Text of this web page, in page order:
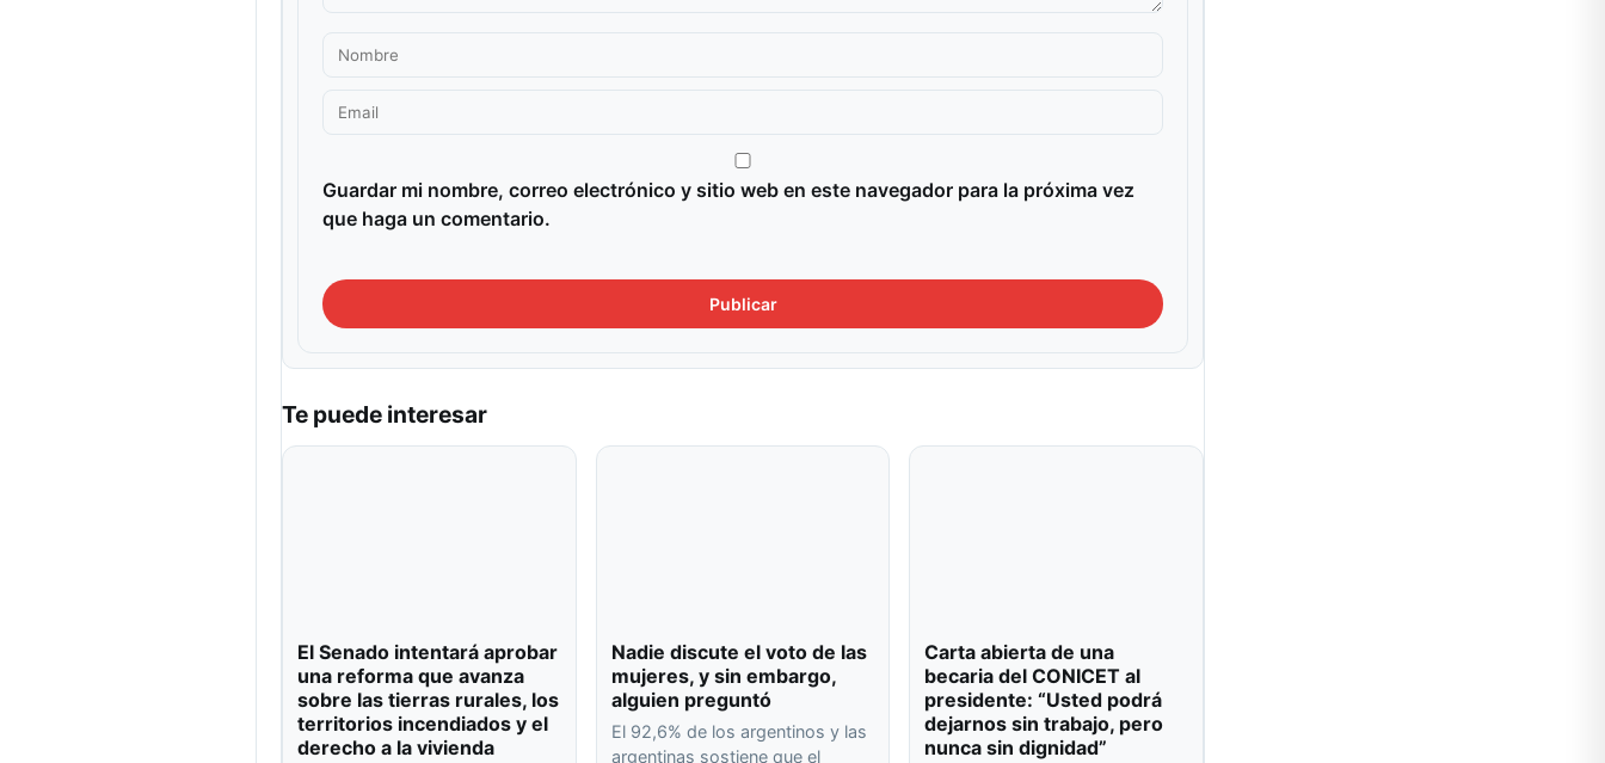
Guardar mi nombre, correo electrónico y sitio web en este navegador para la próxima vez
que haga un comentario.
Te puede interesar
El Senado intentará aprobar
una reforma que avanza
sobre las tierras rurales, los
territorios incendiados y el
derecho a la vivienda
Nadie discute el voto de las
mujeres, y sin embargo,
alguien preguntó
El 92,6% de los argentinos y las
argentinas sostiene que el
Carta abierta de una
becaria del CONICET al
presidente: “Usted podrá
dejarnos sin trabajo, pero
nunca sin dignidad”